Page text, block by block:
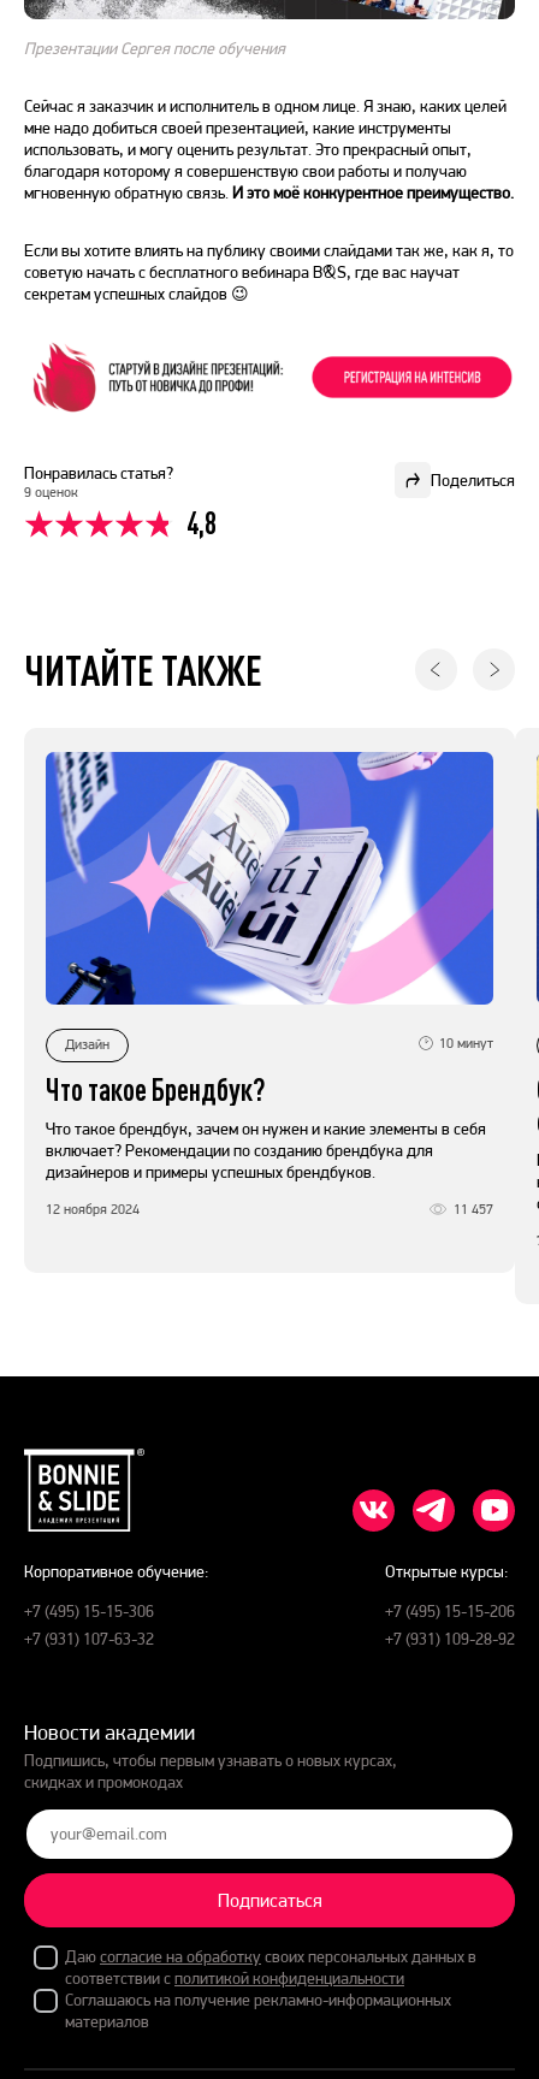
Презентации Сергея после обучения
Сейчас я заказчик и исполнитель в одном лице. Я знаю, каких целей
мне надо добиться своей презентацией, какие инструменты
использовать, и могу оценить результат. Это прекрасный опыт,
благодаря которому я совершенствую свои работы и получаю
мгновенную обратную связь. И это моё конкурентное преимущество.
Если вы хотите влиять на публику своими слайдами так же, как я, то
советую начать с бесплатного вебинара B&S, где вас научат
секретам успешных слайдов 😉
Поделиться
Понравилась статья?
9 оценок
4,8
ЧИТАЙТЕ ТАКЖЕ
Дизайн 10 минут
Что такое Брендбук?
Что такое брендбук, зачем он нужен и какие элементы в себя
включает? Рекомендации по созданию брендбука для
дизайнеров и примеры успешных брендбуков.
12 ноября 2024 11 457
Корпоративное обучение:
+7 (495) 15-15-306
+7 (931) 107-63-32
Открытые курсы:
+7 (495) 15-15-206
+7 (931) 109-28-92
Новости академии
Подпишись, чтобы первым узнавать о новых курсах,
скидках и промокодах
Подписаться
Даюсогласие на обработкусвоих персональных данных в
соответствии сполитикой конфиденциальности
Соглашаюсь на получение рекламно-информационных
материалов